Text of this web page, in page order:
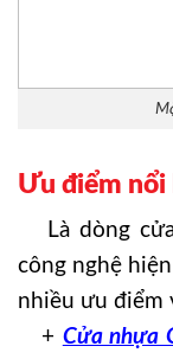
Ưu điểm nổi
Là dòng cửa
công nghệ
nhiều ưu điểm
+ Cửa nhựa